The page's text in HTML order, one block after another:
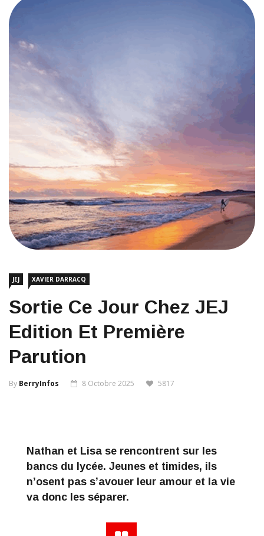
JEJ XAVIER DARRACQ
Sortie Ce Jour Chez JEJ
Edition Et Première
Parution
By BerryInfos 8 Octobre 2025 5817
Nathan et Lisa se rencontrent sur les
bancs du lycée. Jeunes et timides, ils
n’osent pas s’avouer leur amour et la vie
va donc les séparer.